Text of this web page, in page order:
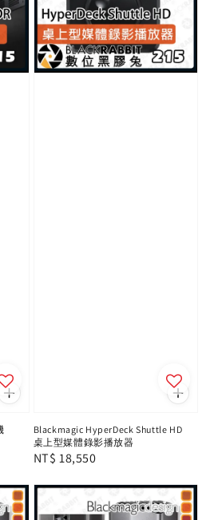
Blackmagic HyperDeck Shuttle HD
桌上型媒體錄影播放器
Regular
NT$ 18,550